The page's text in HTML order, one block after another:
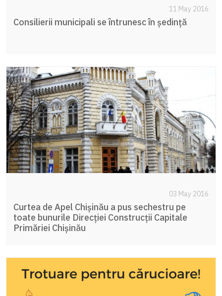
11 May 2016
Consilierii municipali se întrunesc în ședință
03 May 2016
Curtea de Apel Chişinău a pus sechestru pe
toate bunurile Direcţiei Construcţii Capitale
Primăriei Chişinău